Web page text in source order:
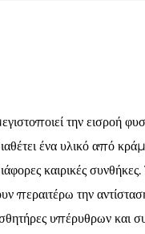
την εισροή
ένα υλικό από
καιρικές
περαιτέρω την
υπέρυθρων και